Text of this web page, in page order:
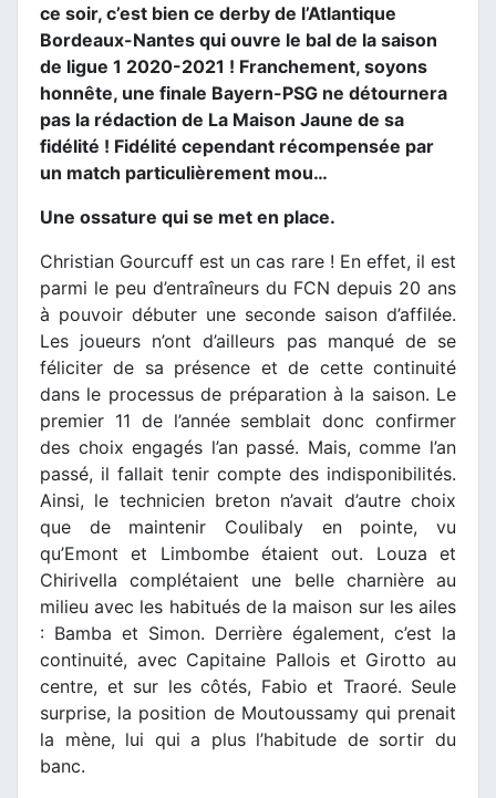
ce soir, c’est bien ce derby de l’Atlantique
Bordeaux-Nantes qui ouvre le bal de la saison
de ligue 1 2020-2021 ! Franchement, soyons
honnête, une finale Bayern-PSG ne détournera
pas la rédaction de La Maison Jaune de sa
fidélité ! Fidélité cependant récompensée par
un match particulièrement mou…
Une ossature qui se met en place.
Christian Gourcuff est un cas rare ! En effet, il est
parmi le peu d’entraîneurs du FCN depuis 20 ans
à pouvoir débuter une seconde saison d’affilée.
Les joueurs n’ont d’ailleurs pas manqué de se
féliciter de sa présence et de cette continuité
dans le processus de préparation à la saison. Le
premier 11 de l’année semblait donc confirmer
des choix engagés l’an passé. Mais, comme l’an
passé, il fallait tenir compte des indisponibilités.
Ainsi, le technicien breton n’avait d’autre choix
que de maintenir Coulibaly en pointe, vu
qu’Emont et Limbombe étaient out. Louza et
Chirivella complétaient une belle charnière au
milieu avec les habitués de la maison sur les ailes
: Bamba et Simon. Derrière également, c’est la
continuité, avec Capitaine Pallois et Girotto au
centre, et sur les côtés, Fabio et Traoré. Seule
surprise, la position de Moutoussamy qui prenait
la mène, lui qui a plus l’habitude de sortir du
banc.